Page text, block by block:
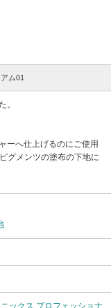
ム01
。
ーへ仕上げるのにご使用
グメンツの塗布の下地に
ックス プロフェッショナ